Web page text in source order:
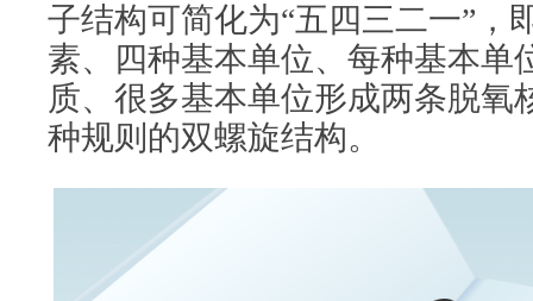
子结构可简化为“五四三二一”，
素、四种基本单位、每种基本单
质、很多基本单位形成两条脱氧
种规则的双螺旋结构。